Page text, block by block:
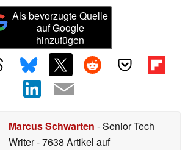
Als bevorzugte Quelle
auf Google
hinzufügen
Marcus Schwarten - Senior Tech
Writer- 7638 Artikel auf